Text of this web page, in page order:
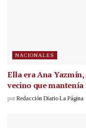
NACIONALES
Ella era Ana
vecino que
por Redacción Diario La Página